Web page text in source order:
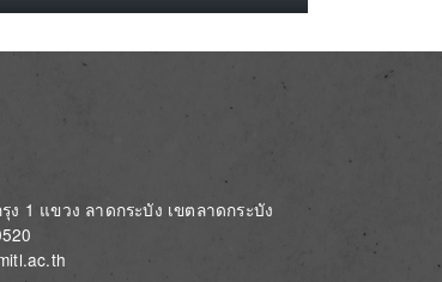
ง 1 แขวง ลาดกระบัง เขตลาดกระบัง